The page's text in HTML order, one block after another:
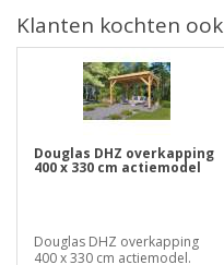
Klanten kochten ook
Douglas DHZ overkapping
400 x 330 cm actiemodel
Douglas DHZ overkapping
400 x 330 cm actiemodel.